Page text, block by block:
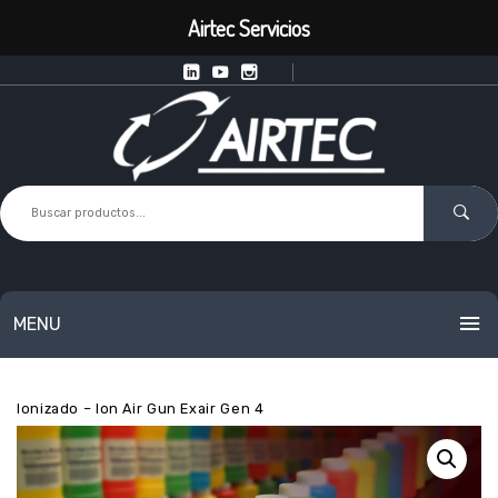
MENU
PRODUCTOS
Equipos Inteligentes de Punto de Uso
SERVICIOS
Ionizado – Ion Air Gun Exair Gen 4
Airtec Servicios